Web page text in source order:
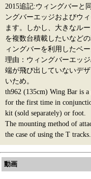
2015追記:ウィングバーと
ングバーエッジおよびウ
ます。しかし、大きなル
を複数台積載したいなど
ィングバーを利用したベ
理由：ウィングバーエッ
端が飛び出していないデ
いため。
th962 (135cm) Wing Bar is a
for the first time in
kit (sold separately) or foot.
The mounting method of
the case of using the T tracks.
動画